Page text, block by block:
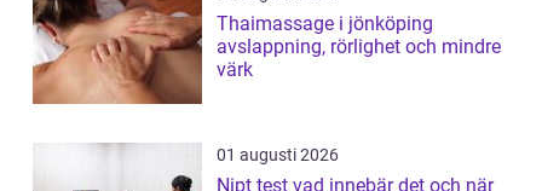
Thaimassage i jönköping
avslappning, rörlighet och mindre
värk
01 augusti 2026
Nipt test vad innebär det och när